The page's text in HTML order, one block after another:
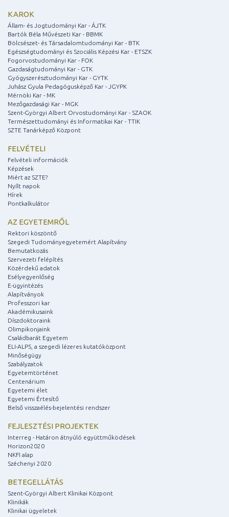
KAROK
Állam- és Jogtudományi Kar - ÁJTK
Bartók Béla Művészeti Kar - BBMK
Bölcsészet- és Társadalomtudományi Kar - BTK
Egészségtudományi és Szociális Képzési Kar - ETSZK
Fogorvostudományi Kar - FOK
Gazdaságtudományi Kar - GTK
Gyógyszerésztudományi Kar - GYTK
Juhász Gyula Pedagógusképző Kar - JGYPK
Mérnöki Kar - MK
Mezőgazdasági Kar - MGK
Szent-Györgyi Albert Orvostudományi Kar - SZAOK
Természettudományi és Informatikai Kar - TTIK
SZTE Tanárképző Központ
FELVÉTELI
Felvételi információk
Képzések
Miért az SZTE?
Nyílt napok
Hírek
Pontkalkulátor
AZ EGYETEMRŐL
Rektori köszöntő
Szegedi Tudományegyetemért Alapítvány
Bemutatkozás
Szervezeti felépítés
Közérdekű adatok
Esélyegyenlőség
E-ügyintézés
Alapítványok
Professzori kar
Akadémikusaink
Díszdoktoraink
Olimpikonjaink
Családbarát Egyetem
ELI-ALPS, a szegedi lézeres kutatóközpont
Minőségügy
Szabályzatok
Egyetemtörténet
Centenárium
Egyetemi élet
Egyetemi Értesítő
Belső visszaélés-bejelentési rendszer
FEJLESZTÉSI PROJEKTEK
Interreg - Határon átnyúló együttműködések
Horizon2020
NKFI alap
Széchenyi 2020
BETEGELLÁTÁS
Szent-Györgyi Albert Klinikai Központ
Klinikák
Klinikai ügyeletek